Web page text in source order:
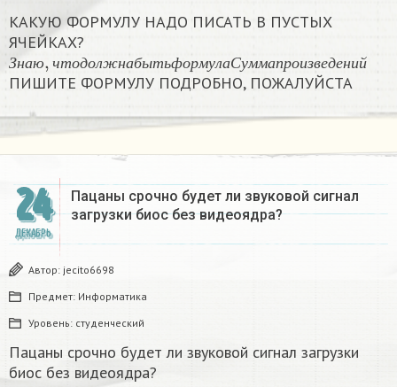
КАКУЮ ФОРМУЛУ НАДО ПИСАТЬ В ПУСТЫХ
ЯЧЕЙКАХ?
З н а ю чт о д ол жна б ыт ьф орм ула С уммапр о изве ден и й
Знаю,что ф д
ПИШИТЕ ФОРМУЛУ ПОДРОБНО, ПОЖАЛУЙСТА
24
ДЕКАБРЬ
Пацаны срочно будет ли звуковой сигнал
загрузки биос без видеоядра?​
Автор: jecito6698
Предмет: Информатика
Уровень: студенческий
Пацаны срочно будет ли звуковой сигнал загрузки
биос без видеоядра?​